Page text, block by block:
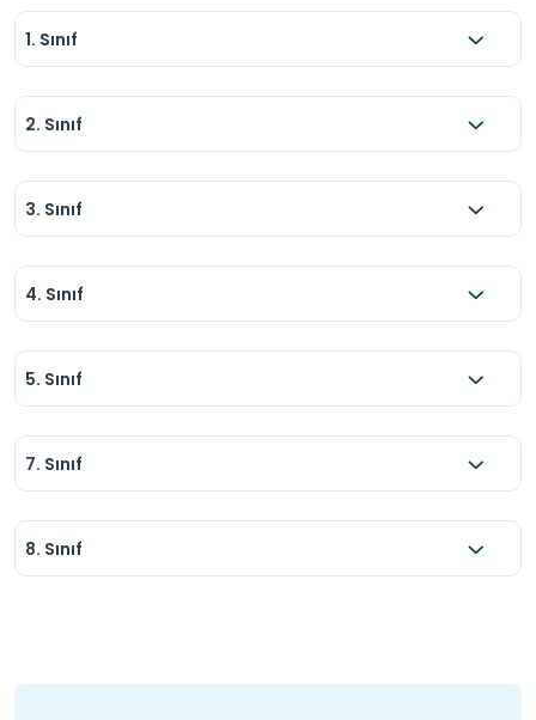
1. Sınıf
2. Sınıf
3. Sınıf
4. Sınıf
5. Sınıf
7. Sınıf
8. Sınıf